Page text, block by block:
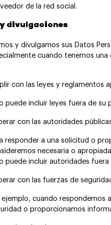
de la red social.
divulgaciones
y divulgamos sus Datos
cuando tenemos
con las leyes y reglamentos
puede incluir leyes fuera de su
con las autoridades
responder a una solicitud o
necesaria o
puede incluir autoridades
con las fuerzas de
ejemplo, cuando respondemos
o proporcionamos